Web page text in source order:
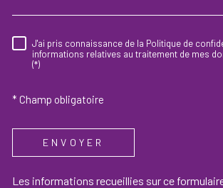
RÈGLEMENTATION
J'ai pris connaissance de la Politique de
informations relatives au traitement de mes
(*)
* Champ obligatoire
ENVOYER
Les informations recueillies sur ce